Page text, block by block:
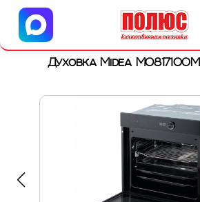
Центр бытовой
г. Ульяновск, ул.
Духовка Midea